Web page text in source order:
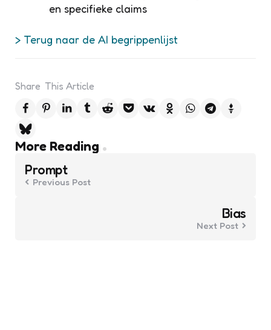
en specifieke claims
> Terug naar de AI begrippenlijst
Share This Article
More Reading
Post
navigation
Prompt
Previous Post
Bias
Next Post